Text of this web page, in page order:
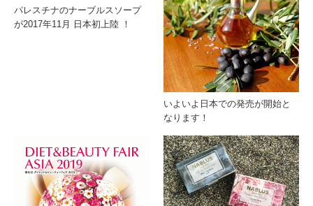
パレスチナのナーブルスソープ
が2017年11月 日本初上陸 ！
いよいよ日本での発売が開始と
なります！